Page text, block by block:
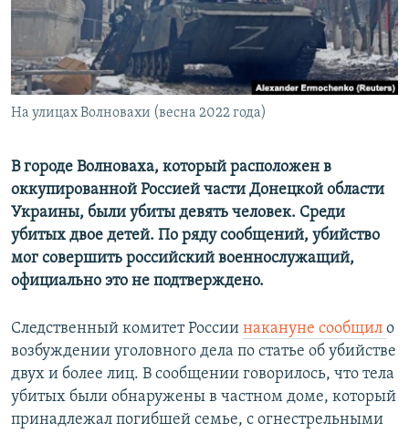
ПОБЕДИТЕЛЕЙ НЕ СУДЯТ?
КРЫМ.НЕПОКОРЕННЫЙ
ELIFBE
УКРАИНСКАЯ ПРОБЛЕМА КРЫМА
ПРИСОЕДИНЯЙТЕСЬ!
На улицах Волновахи (весна 2022 года)
В городе Волноваха, который расположен в
оккупированной Россией части Донецкой области
Украины, были убиты девять человек. Среди
убитых двое детей. По ряду сообщений, убийство
мог совершить российский военнослужащий,
официально это не подтверждено.
Следственный комитет России накануне сообщил о
возбуждении уголовного дела по статье об убийстве
двух и более лиц. В сообщении говорилось, что тела
убитых были обнаружены в частном доме, который
принадлежал погибшей семье, с огнестрельными